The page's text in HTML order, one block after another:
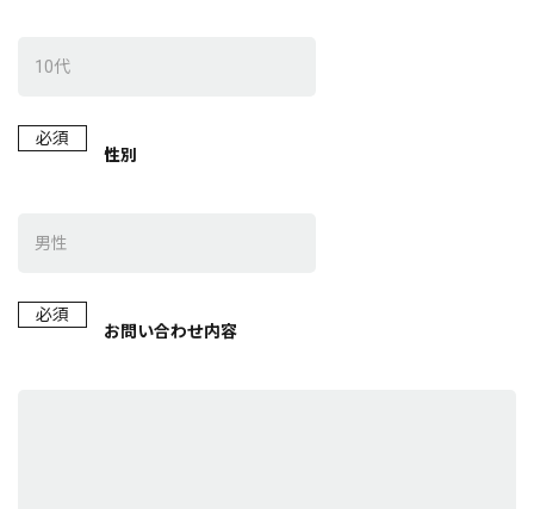
必須
性別
必須
お問い合わせ内容